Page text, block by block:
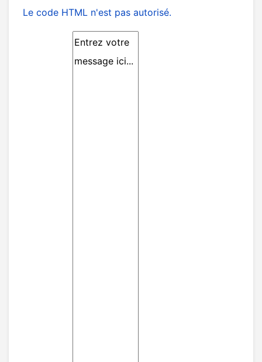
Le code HTML n'est pas autorisé.